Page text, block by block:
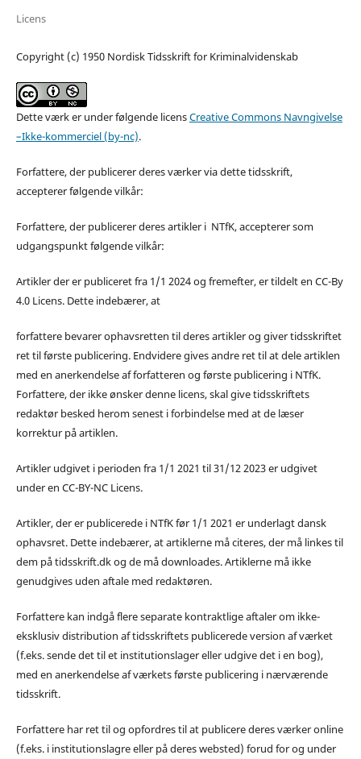
Licens
Copyright (c) 1950 Nordisk Tidsskrift for Kriminalvidenskab
Dette værk er under følgende licensCreative Commons Navngivelse
–Ikke-kommerciel (by-nc).
Forfattere, der publicerer deres værker via dette tidsskrift,
accepterer følgende vilkår:
Forfattere, der publicerer deres artikler i NTfK, accepterer som
udgangspunkt følgende vilkår:
Artikler der er publiceret fra 1/1 2024 og fremefter, er tildelt en CC-By
4.0 Licens. Dette indebærer, at
forfattere bevarer ophavsretten til deres artikler og giver tidsskriftet
ret til første publicering. Endvidere gives andre ret til at dele artiklen
med en anerkendelse af forfatteren og første publicering i NTfK.
Forfattere, der ikke ønsker denne licens, skal give tidsskriftets
redaktør besked herom senest i forbindelse med at de læser
korrektur på artiklen.
Artikler udgivet i perioden fra 1/1 2021 til 31/12 2023 er udgivet
under en CC-BY-NC Licens.
Artikler, der er publicerede i NTfK før 1/1 2021 er underlagt dansk
ophavsret. Dette indebærer, at artiklerne må citeres, der må linkes til
dem på tidsskrift.dk og de må downloades. Artiklerne må ikke
genudgives uden aftale med redaktøren.
Forfattere kan indgå flere separate kontraktlige aftaler om ikke-
eksklusiv distribution af tidsskriftets publicerede version af værket
(f.eks. sende det til et institutionslager eller udgive det i en bog),
med en anerkendelse af værkets første publicering i nærværende
tidsskrift.
Forfattere har ret til og opfordres til at publicere deres værker online
(f.eks. i institutionslagre eller på deres websted) forud for og under